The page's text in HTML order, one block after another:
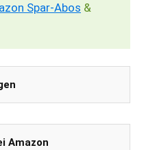
Spar-Abos &
Amazon